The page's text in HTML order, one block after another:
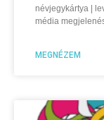
névjegykártya |
média
MEGNÉZEM